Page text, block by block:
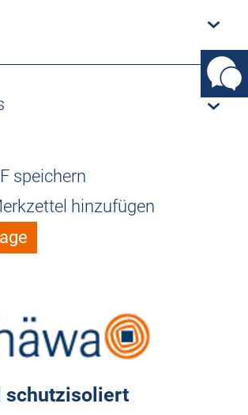
speichern
hinzufügen
schutzisoliert